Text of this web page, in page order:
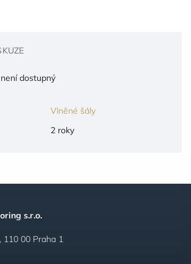
dostupný
Vlněné šály
2 roky
s.r.o.
110 00 Praha 1